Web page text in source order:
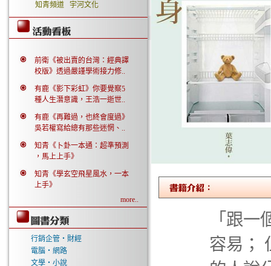
知青頻道 宇河文化
前衛《被出賣的台灣：經典譯
校版》透過嚴謹學術接力修..
有鹿《影下彩虹》你要覺察5
種人生潛意識，王浩一逝世..
有鹿《再難過，也終會度過》
吳若權寫給總有那些迷惘、..
知青《卜卦一本通：超準預測
，馬上上手》
知青《學玄空飛星風水，一本
上手》
more..
行銷企管‧財經
電腦‧網路
文學‧小說
「跟
容易；